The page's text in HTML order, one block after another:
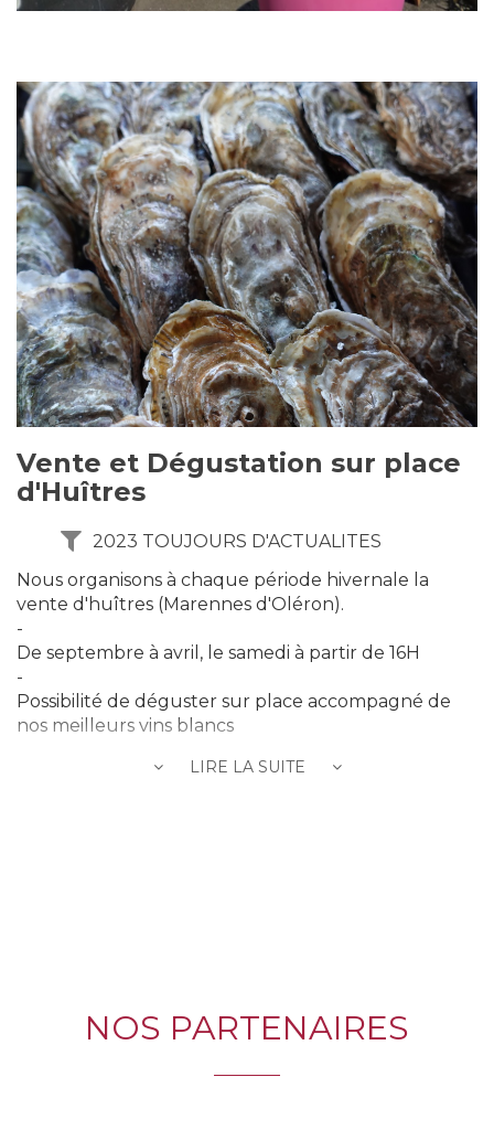
Vente et Dégustation sur place
d'Huîtres
2023 TOUJOURS D'ACTUALITES
Nous organisons à chaque période hivernale la
vente d'huîtres (Marennes d'Oléron).
-
De septembre à avril, le samedi à partir de 16H
-
Possibilité de déguster sur place accompagné de
nos meilleurs vins blancs
LIRE LA SUITE
NOS PARTENAIRES